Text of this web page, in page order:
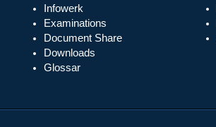
Infowerk
Examinations
Document Share
Downloads
Glossar